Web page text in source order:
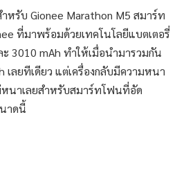
หรับ Gionee Marathon M5 สมาร์ท
ที่มาพร้อมด้วยเทคโนโลยีแบตเตอรี่
3010 mAh ทำให้เมื่อนำมารวมกัน
เลยทีเดียว แต่เครื่องกลับมีความหนา
นาเลยสำหรับสมาร์ทโฟนที่อัด
าดนี้